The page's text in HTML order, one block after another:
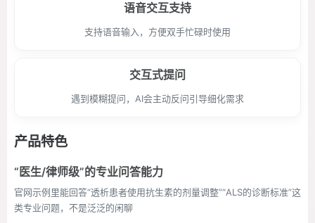
语音交互支持
支持语音输入，方便双手忙碌时使用
交互式提问
遇到模糊提问，AI会主动反问引导细化需求
产品特色
“医生/律师级”的专业问答能力
官网示例里能回答“透析患者使用抗生素的剂量调整”“ALS的诊断标准”这
类专业问题，不是泛泛的闲聊